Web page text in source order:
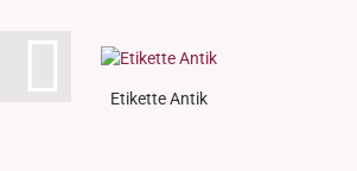
Etikette Antik